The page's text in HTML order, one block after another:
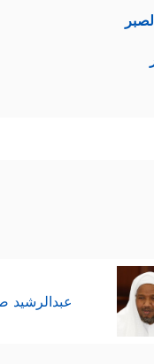
عبدالرشيد